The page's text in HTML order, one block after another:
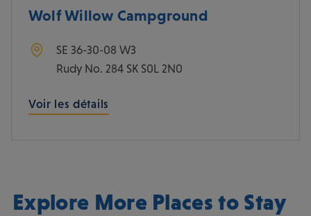
Wolf Willow Campground
SE 36-30-08 W3
Rudy No. 284 SK S0L 2N0
Voir les détails
Explore More Places to Stay